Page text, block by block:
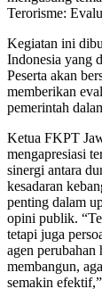
Terorisme:
Kegiatan ini
Indonesia yang
Peserta akan
memberikan
pemerintah
Ketua FKPT
mengapresiasi
sinergi antara
kesadaran
penting dalam
opini publik.
tetapi juga
agen perubahan
membangun,
semakin